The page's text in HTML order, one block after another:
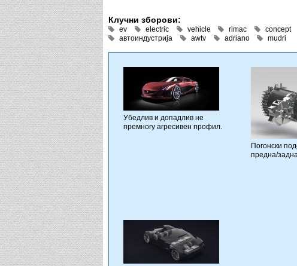
Клучни зборови:
ev electric vehicle rimac concept
автоиндустрија
awtv adriano mudri
Убедлив и допадлив не
премногу агресивен профил.
Погонски
предна/